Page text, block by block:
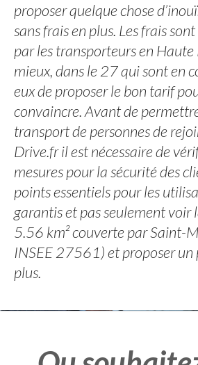
proposer quelque chose
sans frais en plus. Les frais
par les transporteurs en
mieux, dans le 27 qui sont en
eux de proposer le bon tarif
convaincre. Avant de
transport de personnes de
Drive.fr il est nécessaire de
mesures pour la sécurité des
points essentiels pour les
garantis et pas seulement voir
5.56 km² couverte par Saint-
INSEE 27561) et proposer un
plus.